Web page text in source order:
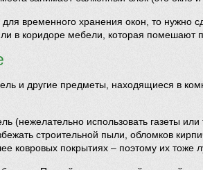
для временного хранения окон, то
в коридоре мебели, которая помешают
и другие предметы, находящиеся в
(нежелательно использовать газеты
строительной пыли, обломков
ковровых покрытиях – поэтому их тоже